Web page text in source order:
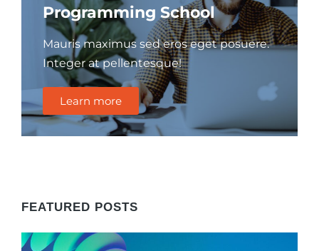
Programming School
Mauris maximus sed eros eget posuere.
Integer at pellentesque!
Learn more
FEATURED POSTS